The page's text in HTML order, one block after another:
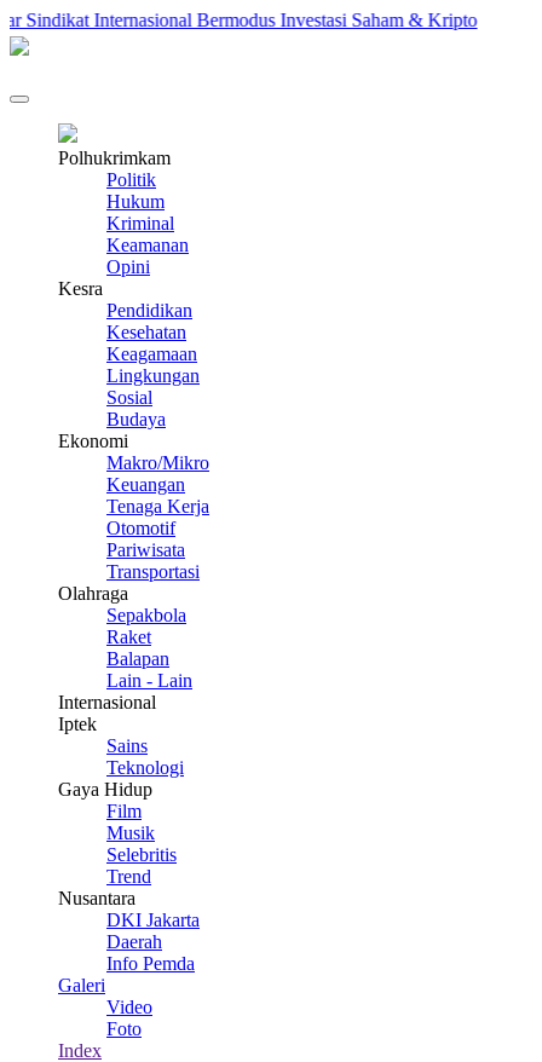
Internasional Bermodus Investasi Saham & Kripto
Polhukrimkam
Politik
Hukum
Kriminal
Keamanan
Opini
Kesra
Pendidikan
Kesehatan
Keagamaan
Lingkungan
Sosial
Budaya
Ekonomi
Makro/Mikro
Keuangan
Tenaga Kerja
Otomotif
Pariwisata
Transportasi
Olahraga
Sepakbola
Raket
Balapan
Lain - Lain
Internasional
Iptek
Sains
Teknologi
Gaya Hidup
Film
Musik
Selebritis
Trend
Nusantara
DKI Jakarta
Daerah
Info Pemda
Galeri
Video
Foto
Index